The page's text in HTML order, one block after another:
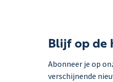
Blijf op de
Abonneer je op
verschijnende